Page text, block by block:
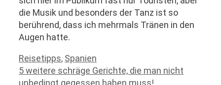
die Musik und besonders der Tanz ist so
berührend, dass ich mehrmals Tränen in den
Augen hatte.
Kategorien
Reisetipps, Spanien
5 weitere schräge Gerichte, die man nicht
unbedingt gegessen haben muss!